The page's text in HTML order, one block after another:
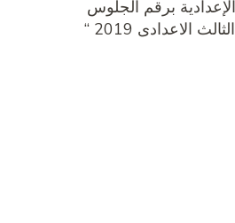
برقم الجلوس
الاعدادى 2019 “